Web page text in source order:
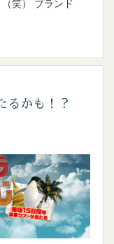
笑） ブランド
るかも！？